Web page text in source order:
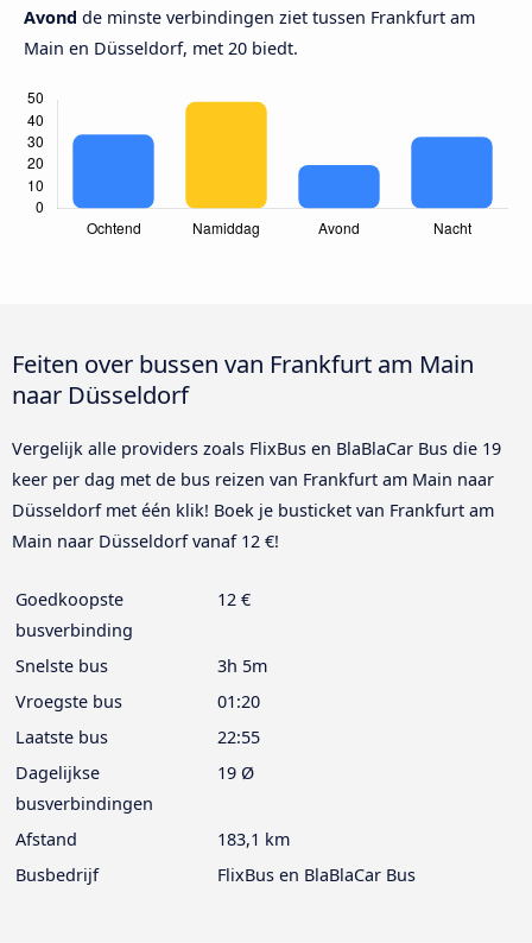
Avond de minste verbindingen ziet tussen Frankfurt am
Main en Düsseldorf, met 20 biedt.
Feiten over bussen van Frankfurt am Main
naar Düsseldorf
Vergelijk alle providers zoals FlixBus en BlaBlaCar Bus die 19
keer per dag met de bus reizen van Frankfurt am Main naar
Düsseldorf met één klik! Boek je busticket van Frankfurt am
Main naar Düsseldorf vanaf 12 €!
Goedkoopste
busverbinding
12 €
Snelste bus
3h 5m
Vroegste bus
01:20
Laatste bus
22:55
Dagelijkse
busverbindingen
19 Ø
Afstand
183,1 km
Busbedrijf
FlixBus en BlaBlaCar Bus